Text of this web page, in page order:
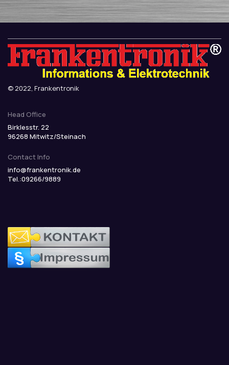
© 2022, Frankentronik
Head Office
Birklesstr. 22
96268 Mitwitz/Steinach
Contact Info
info@frankentronik.de
Tel.:09266/9889